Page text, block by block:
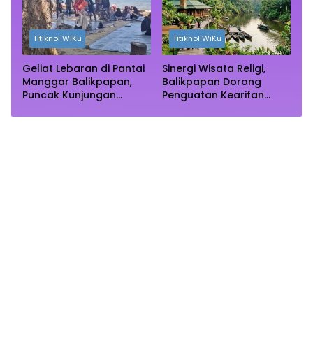
Titiknol WiKu
Geliat Lebaran di Pantai
Manggar Balikpapan,
Puncak Kunjungan
Titiknol WiKu
Sinergi Wisata Religi,
Balikpapan Dorong
Penguatan Kearifan
Ramadhan